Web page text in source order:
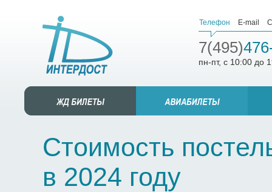
Телефон E-mail
7(495)
пн-пт, с 10:00 до
Стоимость
в 2024 году